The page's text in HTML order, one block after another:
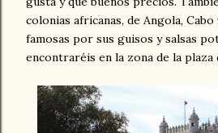
colonias africanas, de Angola,
famosas por sus guisos y salsas
encontraréis en la zona de la